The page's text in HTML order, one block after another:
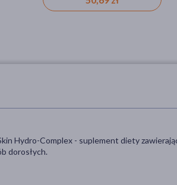
Hydro-Complex - suplement diety
dorosłych.